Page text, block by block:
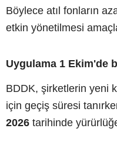
Böylece atıl fonların
etkin yönetilmesi
Uygulama 1 Ekim'de
BDDK, şirketlerin yeni
için geçiş süresi
2026 tarihinde